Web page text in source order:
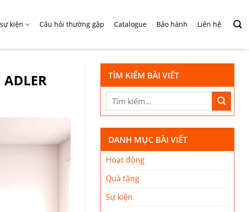
kiện Câu hỏi thường gặp Catalogue Bảo hành Liên hệ
TÌM KIẾM BÀI VIẾT
DANH MỤC BÀI VIẾT
Hoạt động
Quà tặng
Sự kiện